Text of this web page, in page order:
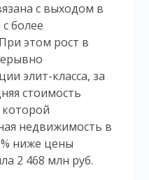
с выходом в
более
этом рост в
элит-класса, за
стоимость
недвижимость в
ниже цены
2 468 млн руб.